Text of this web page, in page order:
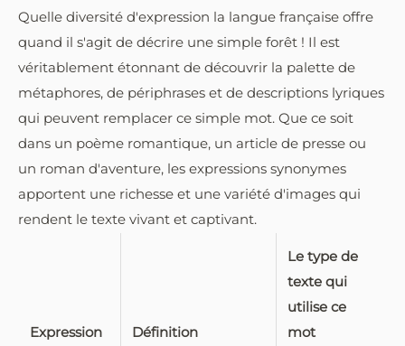
Quelle diversité d'expression la langue française offre
quand il s'agit de décrire une simple forêt ! Il est
véritablement étonnant de découvrir la palette de
métaphores, de périphrases et de descriptions lyriques
qui peuvent remplacer ce simple mot. Que ce soit
dans un poème romantique, un article de presse ou
un roman d'aventure, les expressions synonymes
apportent une richesse et une variété d'images qui
rendent le texte vivant et captivant.
Expression Définition
Le type de
texte qui
utilise ce
mot